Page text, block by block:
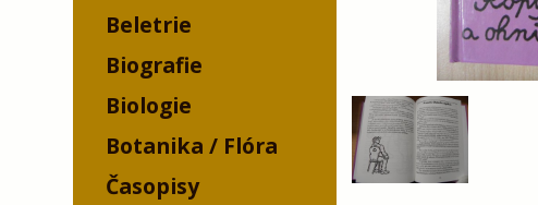
Beletrie
Biografie
Biologie
Botanika / Flóra
Časopisy